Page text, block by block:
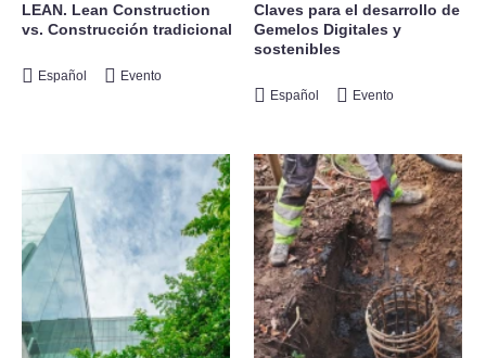
LEAN. Lean Construction
vs. Construcción tradicional
Español Evento
Claves para el desarrollo de
Gemelos Digitales y
sostenibles
Español Evento